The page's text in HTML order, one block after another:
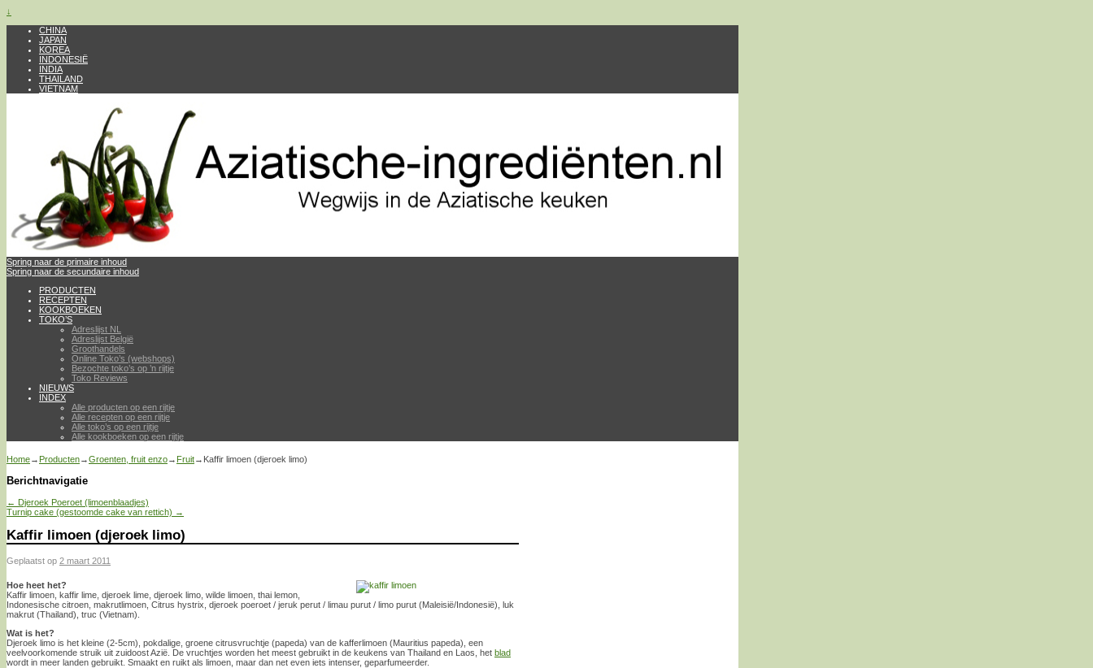
↓
CHINA
JAPAN
KOREA
INDONESIË
INDIA
THAILAND
VIETNAM
Spring naar de primaire inhoud
Spring naar de secundaire inhoud
PRODUCTEN
RECEPTEN
KOOKBOEKEN
TOKO’S
Adreslijst NL
Adreslijst België
Groothandels
Online Toko’s (webshops)
Bezochte toko’s op ’n rijtje
Toko Reviews
NIEUWS
INDEX
Alle producten op een rijtje
Alle recepten op een rijtje
Alle toko’s op een rijtje
Alle kookboeken op een rijtje
Home→ Producten→Groenten, fruit enzo→ Fruit→ Kaffir limoen (djeroek limo)
Berichtnavigatie
← Djeroek Poeroet (limoenblaadjes)
Turnip cake (gestoomde cake van rettich) →
Kaffir limoen (djeroek limo)
Geplaatst op 2 maart 2011
Hoe heet het?
Kaffir limoen, kaffir lime, djeroek lime, djeroek limo, wilde limoen, thai lemon,
Indonesische citroen, makrutlimoen, Citrus hystrix, djeroek poeroet / jeruk perut / limau purut / limo purut (Maleisië/Indonesië), luk
makrut (Thailand), truc (Vietnam).
Wat is het?
Djeroek limo is het kleine (2-5cm), pokdalige, groene citrusvruchtje (papeda) van de kafferlimoen (Mauritius papeda), een
veelvoorkomende struik uit zuidoost Azië. De vruchtjes worden het meest gebruikt in de keukens van Thailand en Laos, het blad
wordt in meer landen gebruikt. Smaakt en ruikt als limoen, maar dan net even iets intenser, geparfumeerder.